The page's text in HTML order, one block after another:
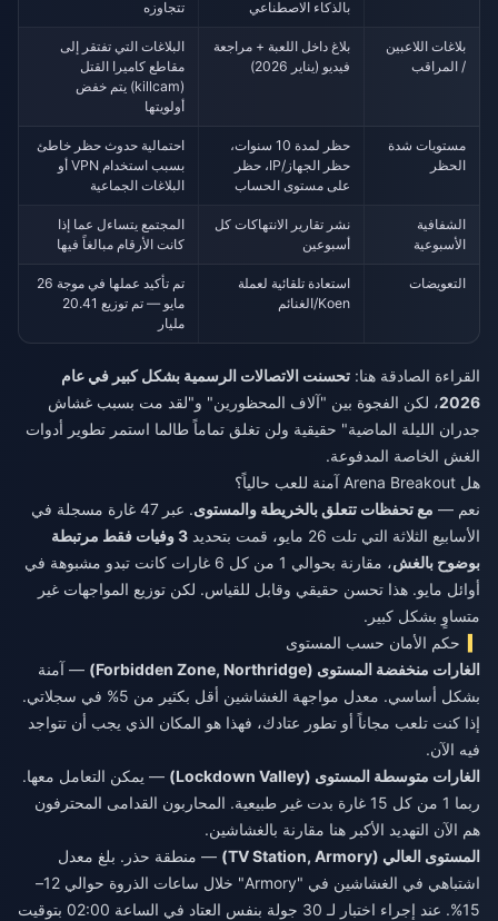
بالذكاء الاصطناعي
تتجاوزه
بلاغات اللاعبين
/ المراقب
بلاغ داخل اللعبة + مراجعة
فيديو (يناير 2026)
البلاغات التي تفتقر إلى
مقاطع كاميرا القتل
(killcam) يتم خفض
أولويتها
مستويات شدة
الحظر
حظر لمدة 10 سنوات،
حظر الجهاز/IP، حظر
على مستوى الحساب
احتمالية حدوث حظر خاطئ
بسبب استخدام VPN أو
البلاغات الجماعية
الشفافية
الأسبوعية
نشر تقارير الانتهاكات كل
أسبوعين
المجتمع يتساءل عما إذا
كانت الأرقام مبالغاً فيها
التعويضات
استعادة تلقائية لعملة
Koen/الغنائم
تم تأكيد عملها في موجة 26
مايو — تم توزيع 20.41
مليار
القراءة الصادقة هنا: تحسنت الاتصالات الرسمية بشكل كبير في عام
2026، لكن الفجوة بين "آلاف المحظورين" و"لقد مت بسبب غشاش
جدران الليلة الماضية" حقيقية ولن تغلق تماماً طالما استمر تطوير أدوات
الغش الخاصة المدفوعة.
هل Arena Breakout آمنة للعب حالياً؟
نعم — مع تحفظات تتعلق بالخريطة والمستوى
. عبر 47 غارة مسجلة في
الأسابيع الثلاثة التي تلت 26 مايو، قمت بتحديد
3 وفيات فقط مرتبطة
بوضوح بالغش
، مقارنة بحوالي 1 من كل 6 غارات كانت تبدو مشبوهة في
أوائل مايو. هذا تحسن حقيقي وقابل للقياس. لكن توزيع المواجهات غير
متساوٍ بشكل كبير.
حكم الأمان حسب المستوى
الغارات منخفضة المستوى (Forbidden Zone, Northridge)
— آمنة
بشكل أساسي. معدل مواجهة الغشاشين أقل بكثير من 5% في سجلاتي.
إذا كنت تلعب مجاناً أو تطور عتادك، فهذا هو المكان الذي يجب أن تتواجد
فيه الآن.
الغارات متوسطة المستوى (Lockdown Valley)
— يمكن التعامل معها.
ربما 1 من كل 15 غارة بدت غير طبيعية. المحاربون القدامى المحترفون
هم الآن التهديد الأكبر هنا مقارنة بالغشاشين.
المستوى العالي (TV Station, Armory)
— منطقة حذر. بلغ معدل
اشتباهي في الغشاشين في "Armory" خلال ساعات الذروة حوالي 12–
15%. عند إجراء اختبار لـ 30 جولة بنفس العتاد في الساعة 02:00 بتوقيت